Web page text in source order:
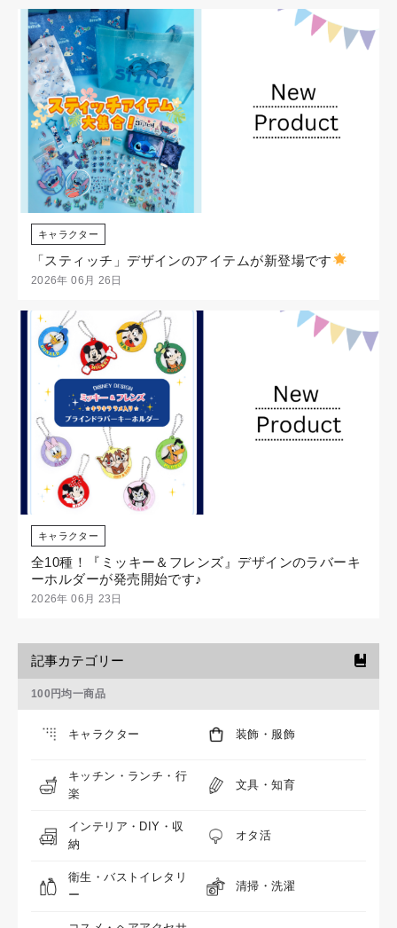
キャラクター
「スティッチ」デザインのアイテムが新登場です
2026年 06月 26日
キャラクター
全10種！『ミッキー＆フレンズ』デザインのラバーキ
ーホルダーが発売開始です♪
2026年 06月 23日
記事カテゴリー
100円均一商品
キャラクター 装飾・服飾
キッチン・ランチ・行
楽
文具・知育
インテリア・DIY・収
納
オタ活
衛生・バストイレタリ
ー
清掃・洗濯